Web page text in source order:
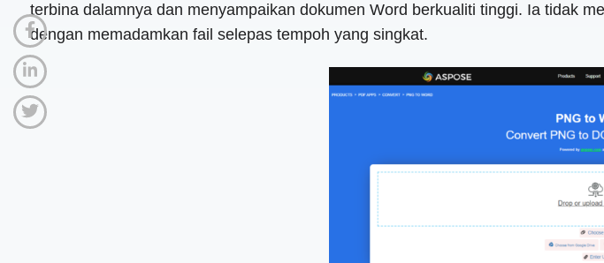
terbina dalamnya dan menyampaikan dokumen Word berkualiti tinggi. Ia tidak
dengan memadamkan fail selepas tempoh yang singkat.